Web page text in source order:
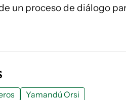
un proceso de diálogo
Yamandú Orsi